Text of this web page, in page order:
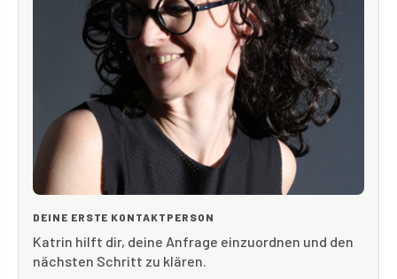
DEINE ERSTE KONTAKTPERSON
Katrin hilft dir, deine Anfrage einzuordnen und den
nächsten Schritt zu klären.